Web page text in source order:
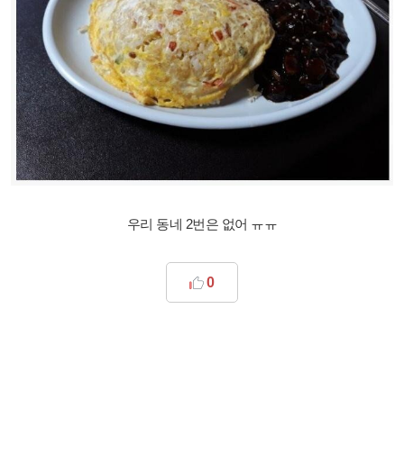
우리 동네 2번은 없어 ㅠㅠ
0